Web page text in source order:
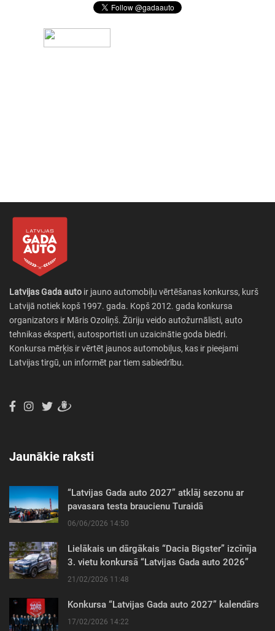
Latvijas Gada auto ir jauno automobiļu vērtēšanas konkurss, kurš
Latvijā notiek kopš 1997. gada. Kopš 2012. gada konkursa
organizators ir Māris Ozoliņš. Žūriju veido autožurnālisti, auto
tehnikas eksperti, autosportisti un uzaicinātie goda biedri.
Konkursa mērķis ir vērtēt jaunos automobiļus, kas ir pieejami
Latvijas tirgū, un informēt par tiem sabiedrību.
Jaunākie raksti
“Latvijas Gada auto 2027” atklāj sezonu ar
pavasara testa braucienu Turaidā
06/06/2026 14:50
Lielākais un dārgākais “Dacia Bigster” izcīnīja
3. vietu konkursā “Latvijas Gada auto 2026”
21/02/2026 11:48
Konkursa “Latvijas Gada auto 2027” kalendārs
17/02/2026 14:22